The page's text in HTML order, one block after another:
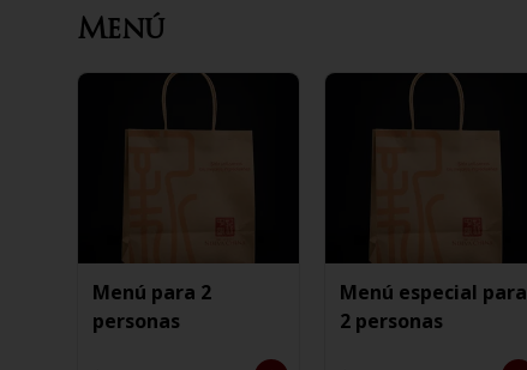
Menú
Menú para 2
personas
Menú especial para
2 personas